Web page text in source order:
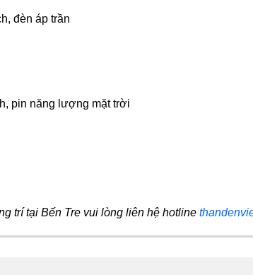
đèn áp trần
pin năng lượng mặt trời
trí tại Bến Tre vui lòng liên hệ hotline